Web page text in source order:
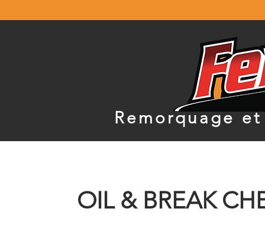
Remorquage
OIL & BREAK